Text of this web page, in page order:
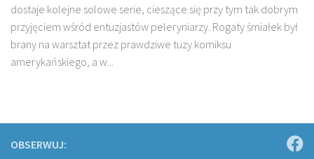
dostaje kolejne solowe serie, cieszące się przy tym tak dobrym
przyjęciem wśród entuzjastów peleryniarzy. Rogaty śmiałek był
brany na warsztat przez prawdziwe tuzy komiksu
amerykańskiego, a w...
OBSERWUJ: